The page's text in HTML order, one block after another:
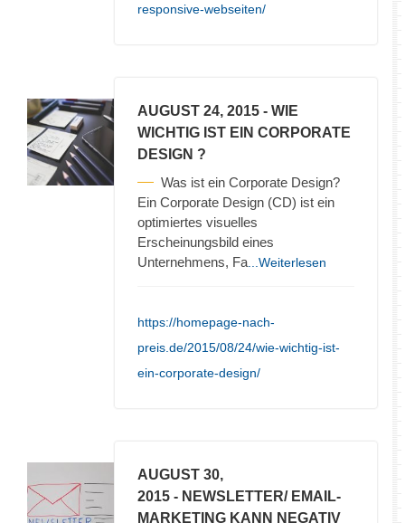
responsive-webseiten/
AUGUST 24, 2015 - WIE
WICHTIG IST EIN CORPORATE
DESIGN ?
Was ist ein Corporate Design?
Ein Corporate Design (CD) ist ein
optimiertes visuelles
Erscheinungsbild eines
Unternehmens, Fa ...Weiterlesen
https://homepage-nach-
preis.de/2015/08/24/wie-wichtig-ist-
ein-corporate-design/
AUGUST 30,
2015 - NEWSLETTER/ EMAIL-
MARKETING KANN NEGATIV